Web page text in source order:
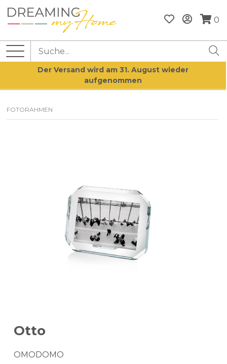
0
Der Versand wird am 31. August wieder
aufgenommen
FOTORAHMEN
Otto
OMODOMO